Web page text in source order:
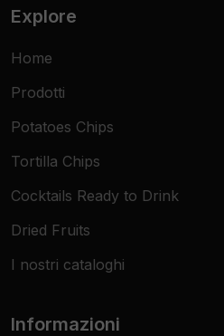
Explore
Home
Prodotti
Potatoes Chips
Tortilla Chips
Cocktails Ready to Drink
Dried Fruits
I nostri cataloghi
Informazioni